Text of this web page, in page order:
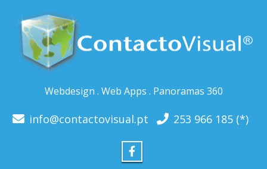
Webdesign . Web Apps . Panoramas 360
info@contactovisual.pt 253 966 185 (*)